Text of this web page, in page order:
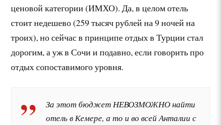
ценовой категории (ИМХО). Да, в целом отель
стоит недешево (259 тысяч рублей на 9 ночей на
троих), но сейчас в принципе отдых в Турции стал
дорогим, а уж в Сочи и подавно, если говорить про
отдых сопоставимого уровня.
За этот бюджет НЕВОЗМОЖНО найти
отель в Кемере, а то и во всей Анталии с